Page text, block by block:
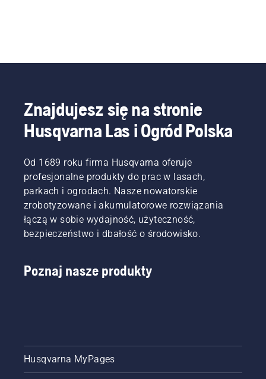
Znajdujesz się na stronie
Husqvarna Las i Ogród Polska
Od 1689 roku firma Husqvarna oferuje
profesjonalne produkty do prac w lasach,
parkach i ogrodach. Nasze nowatorskie
zrobotyzowane i akumulatorowe rozwiązania
łączą w sobie wydajność, użyteczność,
bezpieczeństwo i dbałość o środowisko.
Poznaj nasze produkty
Husqvarna MyPages